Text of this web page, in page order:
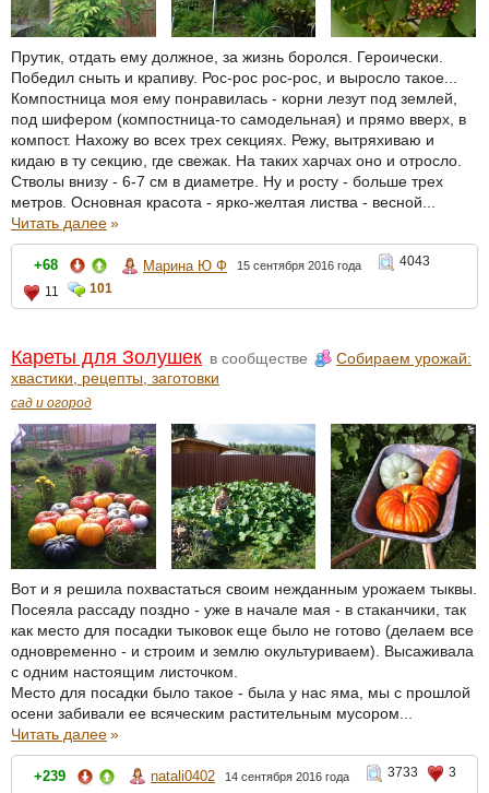
Прутик, отдать ему должное, за жизнь боролся. Героически.
Победил сныть и крапиву. Рос-рос рос-рос, и выросло такое...
Компостница моя ему понравилась - корни лезут под землей,
под шифером (компостница-то самодельная) и прямо вверх, в
компост. Нахожу во всех трех секциях. Режу, вытряхиваю и
кидаю в ту секцию, где свежак. На таких харчах оно и отросло.
Стволы внизу - 6-7 см в диаметре. Ну и росту - больше трех
метров. Основная красота - ярко-желтая листва - весной...
Читать далее»
+68 Марина Ю Ф 15 сентября 2016 года
4043
11
101
Кареты для Золушек в сообществе
Собираем урожай:
хвастики, рецепты, заготовки
сад и огород
Вот и я решила похвастаться своим нежданным урожаем тыквы.
Посеяла рассаду поздно - уже в начале мая - в стаканчики, так
как место для посадки тыковок еще было не готово (делаем все
одновременно - и строим и землю окультуриваем). Высаживала
с одним настоящим листочком.
Место для посадки было такое - была у нас яма, мы с прошлой
осени забивали ее всяческим растительным мусором...
Читать далее»
+239 natali0402 14 сентября 2016 года 3733
3